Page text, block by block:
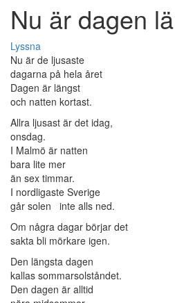
Nu är dagen
Lyssna
Nu är de ljusaste
dagarna på hela året
Dagen är längst
och natten kortast.
Allra ljusast är det idag,
onsdag.
I Malmö är natten
bara lite mer
än sex timmar.
I nordligaste Sverige
går solen inte alls ned.
Om några dagar börjar det
sakta bli mörkare igen.
Den längsta dagen
kallas sommarsolståndet.
Den dagen är alltid